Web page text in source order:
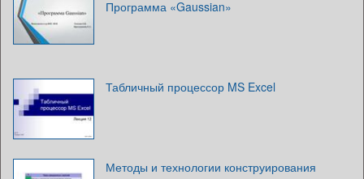
Программа «Gaussian»
Табличный процессор MS Excel
Методы и технологии конструирования